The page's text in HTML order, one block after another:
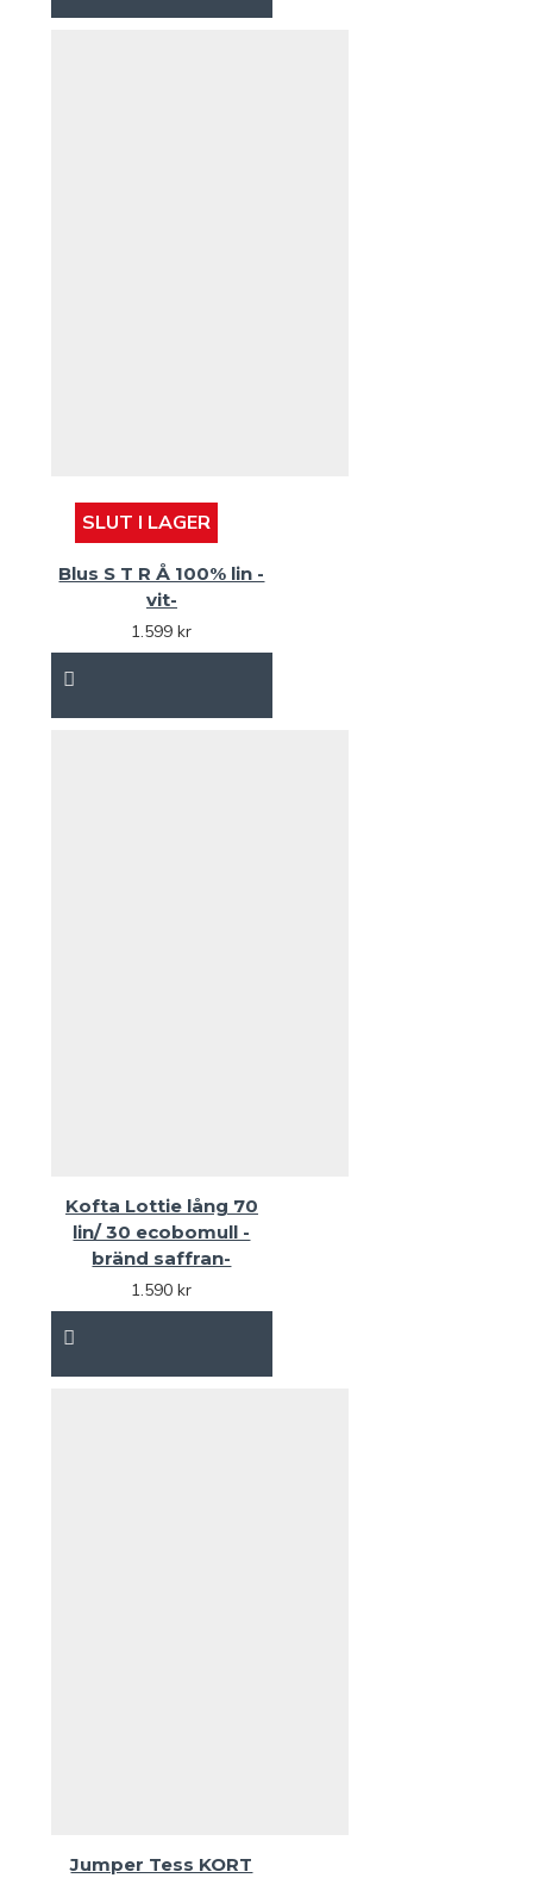
SLUT I LAGER
Blus S T R Å 100% lin -
vit-
1.599 kr
Kofta Lottie lång 70
lin/ 30 ecobomull -
bränd saffran-
1.590 kr
Jumper Tess KORT